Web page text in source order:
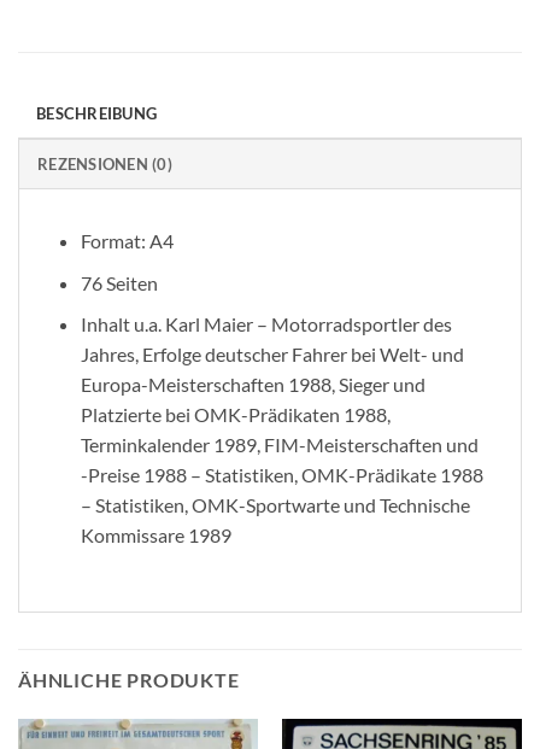
BESCHREIBUNG
REZENSIONEN (0)
Format: A4
76 Seiten
Inhalt u.a. Karl Maier – Motorradsportler des
Jahres, Erfolge deutscher Fahrer bei Welt- und
Europa-Meisterschaften 1988, Sieger und
Platzierte bei OMK-Prädikaten 1988,
Terminkalender 1989, FIM-Meisterschaften und
-Preise 1988 – Statistiken, OMK-Prädikate 1988
– Statistiken, OMK-Sportwarte und Technische
Kommissare 1989
ÄHNLICHE PRODUKTE